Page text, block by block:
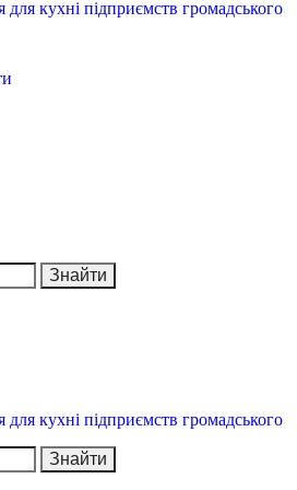
Знайти
Знайти